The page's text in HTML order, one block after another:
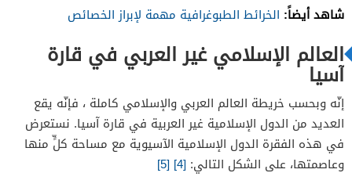
شاهد أيضاً: الخرائط الطبوغرافية مهمة لإبراز الخصائص
العالم الإسلامي غير العربي في قارة
آسيا
إنّه وبحسب خريطة العالم العربي والإسلامي كاملة ، فإنّه يقع
العديد من الدول الإسلامية غير العربية في قارة آسيا. نستعرض
في هذه الفقرة الدول الإسلامية الآسيوية مع مساحة كلٍّ منها
وعاصمتها، على الشكل التالي: [4]
[5]